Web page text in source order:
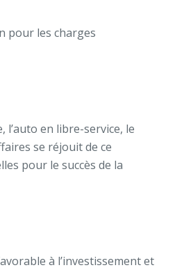
pour les charges
l’auto en libre-service, le
se réjouit de ce
pour le succès de la
à l’investissement et